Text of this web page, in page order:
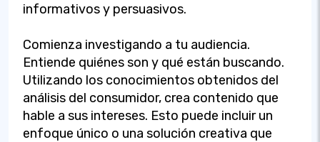
informativos y persuasivos.
Comienza investigando a tu audiencia.
Entiende quiénes son y qué están buscando.
Utilizando los conocimientos obtenidos del
análisis del consumidor, crea contenido que
hable a sus intereses. Esto puede incluir un
enfoque único o una solución creativa que